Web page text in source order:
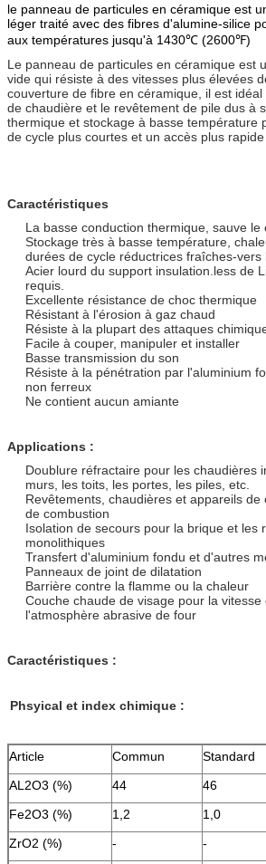
le panneau de particules en céramique est
léger traité avec des fibres d'alumine-silice
aux températures jusqu'à 1430℃ (2600℉)
Le panneau de particules en céramique est
vide qui résiste à des vitesses plus élevées
couverture de fibre en céramique, il est
de chaudière et le revêtement de pile dus à
thermique et stockage à basse température
de cycle plus courtes et un accès plus
Caractéristiques
La basse conduction thermique, sauve le
Stockage très à basse température,
durées de cycle réductrices fraîches-vers
Acier lourd du support insulation.less de
requis.
Excellente résistance de choc thermique
Résistant à l'érosion à gaz chaud
Résiste à la plupart des attaques
Facile à couper, manipuler et installer
Basse transmission du son
Résiste à la pénétration par l'aluminium
non ferreux
Ne contient aucun amiante
Applications :
Doublure réfractaire pour les chaudières
murs, les toits, les portes, les piles, etc.
Revêtements, chaudières et appareils
de combustion
Isolation de secours pour la brique et les
monolithiques
Transfert d'aluminium fondu et d'autres
Panneaux de joint de dilatation
Barrière contre la flamme ou la chaleur
Couche chaude de visage pour la vitesse
l'atmosphère abrasive de four
Caractéristiques :
Phsyical et index chimique :
Article Commun Standard
AL2O3 (%)
44 46
Fe2O3 (%)
1,2 1,0
ZrO2 (%)
- -